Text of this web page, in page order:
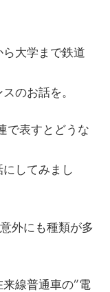
大学まで鉄道
のお話を。
で表すとどうな
してみまし
外にも種類が多
線普通車の”電